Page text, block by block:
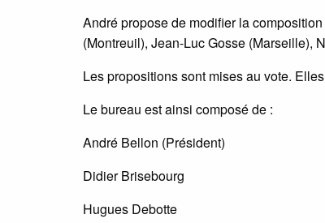
André propose de modifier la
(Montreuil), Jean-Luc Gosse (Marseille),
Les propositions sont mises au vote.
Le bureau est ainsi composé de :
André Bellon (Président)
Didier Brisebourg
Hugues Debotte